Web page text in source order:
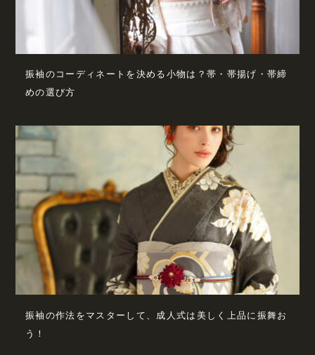
振袖のコーディネートを決める小物は？帯・帯揚げ・帯締
めの選び方
振袖の作法をマスターして、成人式は美しく上品に振舞お
う！